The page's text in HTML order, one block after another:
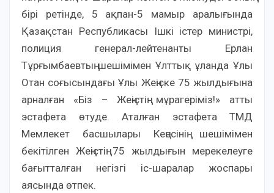
бірі ретінде, 5 ақпан-5 мамыр аралығында
Қазақстан Республикасы Ішкі істер министрі,
полиция генерал-лейтенанты Ерлан
Тұрғымбаевтың шешімімен Ұлттық ұланда Ұлы
Отан соғысындағы Ұлы Жеңіске 75 жылдығына
арналған «Біз – Жеңістің мұрагеріміз!» атты
эстафета өтуде. Аталған эстафета ТМД
Мемлекет басшылары Кеңесінің шешімімен
бекітілген Жеңістің 75 жылдығын мерекелеуге
бағытталған негізгі іс-шаралар жоспары
аясында өтпек.